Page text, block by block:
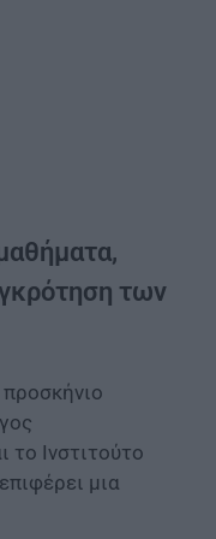
των
το Ινστιτούτο
μια